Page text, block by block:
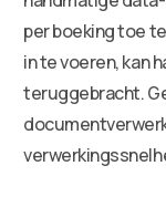
per boeking toe
in te voeren, kan
teruggebracht.